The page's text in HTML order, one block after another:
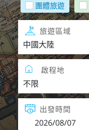
團體旅遊
旅遊區域
啟程地
出發時間